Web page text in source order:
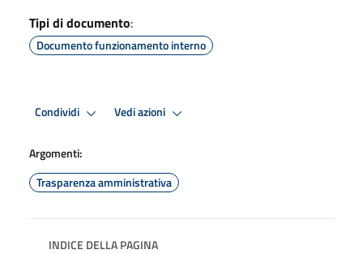
Tipi di documento:
Documento funzionamento interno
Condividi Vedi azioni
Argomenti:
Trasparenza amministrativa
INDICE DELLA PAGINA